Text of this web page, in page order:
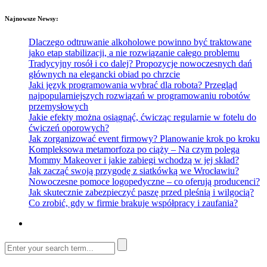
Najnowsze Newsy:
Dlaczego odtruwanie alkoholowe powinno być traktowane
jako etap stabilizacji, a nie rozwiązanie całego problemu
Tradycyjny rosół i co dalej? Propozycje nowoczesnych dań
głównych na elegancki obiad po chrzcie
Jaki język programowania wybrać dla robota? Przegląd
najpopularniejszych rozwiązań w programowaniu robotów
przemysłowych
Jakie efekty można osiągnąć, ćwicząc regularnie w fotelu do
ćwiczeń oporowych?
Jak zorganizować event firmowy? Planowanie krok po kroku
Kompleksowa metamorfoza po ciąży – Na czym polega
Mommy Makeover i jakie zabiegi wchodzą w jej skład?
Jak zacząć swoją przygodę z siatkówką we Wrocławiu?
Nowoczesne pomoce logopedyczne – co oferują producenci?
Jak skutecznie zabezpieczyć paszę przed pleśnią i wilgocią?
Co zrobić, gdy w firmie brakuje współpracy i zaufania?